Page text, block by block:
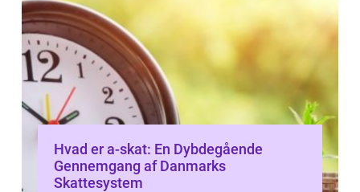
Hvad er a-skat: En Dybdegående
Gennemgang af Danmarks
Skattesystem